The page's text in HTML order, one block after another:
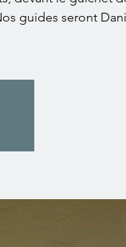
guides seront